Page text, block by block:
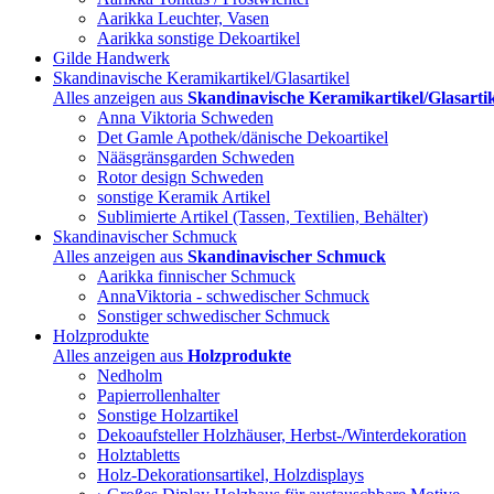
Aarikka Leuchter, Vasen
Aarikka sonstige Dekoartikel
Gilde Handwerk
Skandinavische Keramikartikel/Glasartikel
Alles anzeigen aus Skandinavische Keramikartikel/
Anna Viktoria Schweden
Det Gamle Apothek/dänische Dekoartikel
Nääsgränsgarden Schweden
Rotor design Schweden
sonstige Keramik Artikel
Sublimierte Artikel (Tassen, Textilien, Behälter)
Skandinavischer Schmuck
Alles anzeigen aus Skandinavischer Schmuck
Aarikka finnischer Schmuck
AnnaViktoria - schwedischer Schmuck
Sonstiger schwedischer Schmuck
Holzprodukte
Alles anzeigen aus Holzprodukte
Nedholm
Papierrollenhalter
Sonstige Holzartikel
Dekoaufsteller Holzhäuser, Herbst-/Winterdekoration
Holztabletts
Holz-Dekorationsartikel, Holzdisplays